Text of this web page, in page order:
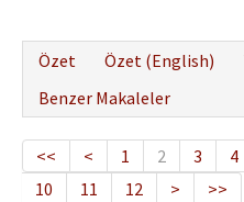
Özet
Özet (English)
Benzer Makaleler
<< < 1 2 3 4
10
11 12 > >>